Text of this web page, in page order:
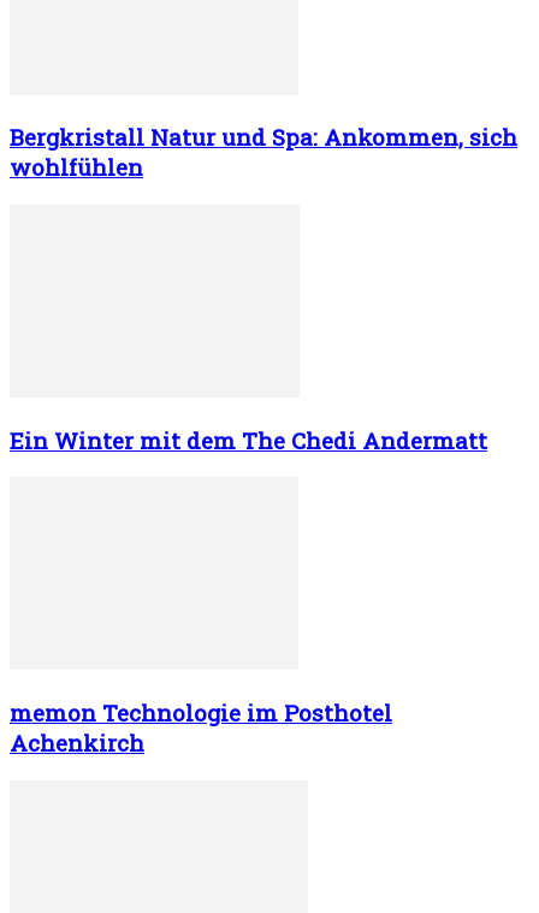
Bergkristall Natur und Spa: Ankommen, sich
wohlfühlen
Ein Winter mit dem The Chedi Andermatt
memon Technologie im Posthotel
Achenkirch